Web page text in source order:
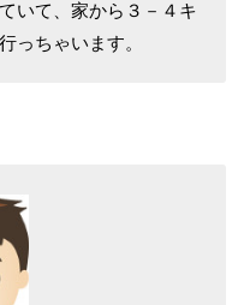
いて、家から３－４キ
っちゃいます。